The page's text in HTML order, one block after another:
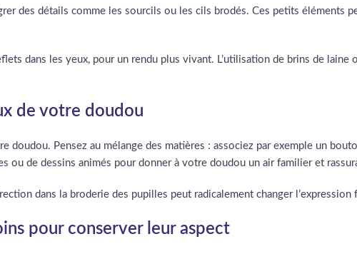
des détails comme les sourcils ou les cils brodés. Ces petits éléments
dans les yeux, pour un rendu plus vivant. L’utilisation de brins de laine
de votre doudou
doudou. Pensez au mélange des matières : associez par exemple un
ou de dessins animés pour donner à votre doudou un air familier et
dans la broderie des pupilles peut radicalement changer l’expression
pour conserver leur aspect